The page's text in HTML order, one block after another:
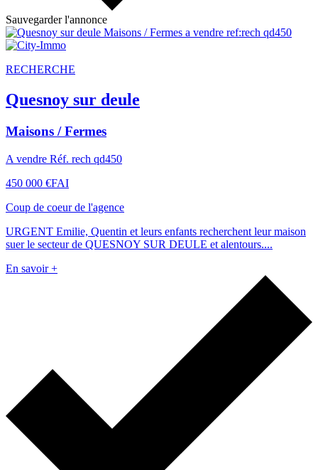
Sauvegarder l'annonce
RECHERCHE
Quesnoy sur deule
Maisons / Fermes
A vendre Réf. rech qd450
450 000 €FAI
Coup de coeur de l'agence
URGENT Emilie, Quentin et leurs enfants recherchent leur maison
suer le secteur de QUESNOY SUR DEULE et alentours....
En savoir +